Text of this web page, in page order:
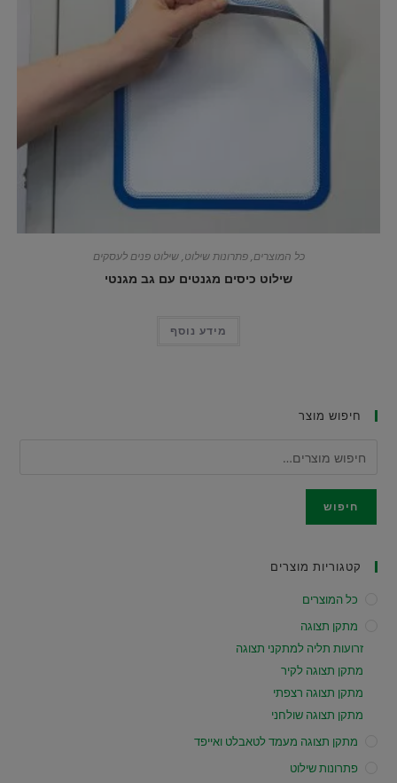
כל המוצרים,פתרונות שילוט,שילוט פנים לעסקים
שילוט כיסים מגנטים עם גב מגנטי
מידע נוסף
חיפוש מוצר
חיפוש
קטגוריות מוצרים
כל המוצרים
מתקן תצוגה
זרועות תליה למתקני תצוגה
מתקן תצוגה לקיר
מתקן תצוגה רצפתי
מתקן תצוגה שולחני
מתקן תצוגה מעמד לטאבלט ואייפד
פתרונות שילוט